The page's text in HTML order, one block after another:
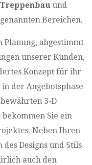
Treppenbauund
Bereichen.
Planung, abgestimmt
unserer Kunden,
Konzept für ihr
der Angebotsphase
3-D
Sie ein
Neben Ihren
Designs und Stils
auch den